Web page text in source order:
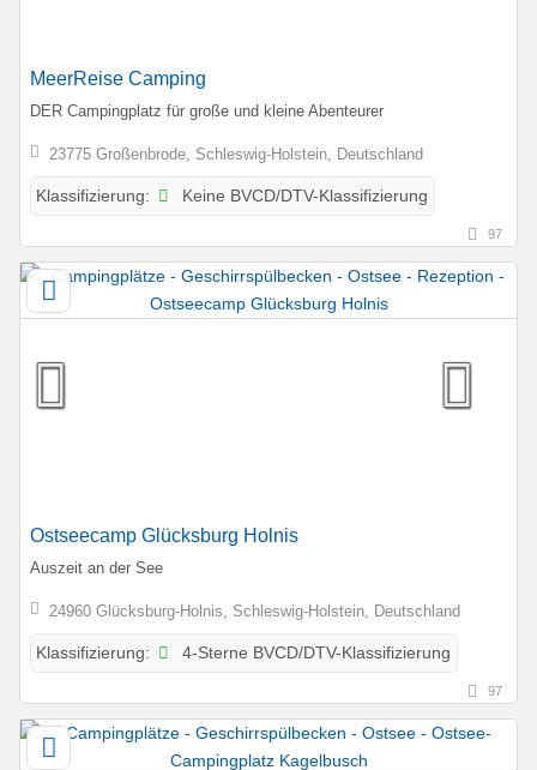
MeerReise Camping
DER Campingplatz für große und kleine Abenteurer
23775 Großenbrode, Schleswig-Holstein, Deutschland
Klassifizierung: Keine BVCD/DTV-Klassifizierung
97
Ostseecamp Glücksburg Holnis
Auszeit an der See
24960 Glücksburg-Holnis, Schleswig-Holstein, Deutschland
Klassifizierung: 4-Sterne BVCD/DTV-Klassifizierung
97